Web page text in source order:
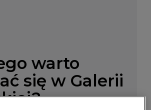
warto
się w Galerii